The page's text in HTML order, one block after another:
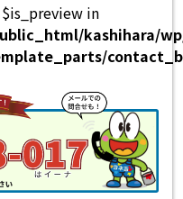
in
kashihara/